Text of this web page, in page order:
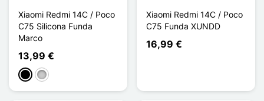
Xiaomi Redmi 14C / Poco
C75 Silicona Funda
Marco
13,99 €
NegroTransparente
Xiaomi Redmi 14C / Poco
C75 Funda XUNDD
16,99 €